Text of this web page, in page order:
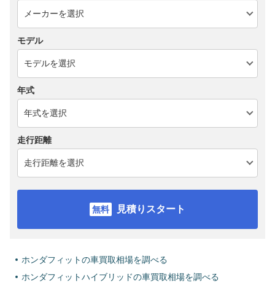
モデル
年式
走行距離
見積りスタート
ホンダフィットの車買取相場を調べる
ホンダフィットハイブリッドの車買取相場を調べる